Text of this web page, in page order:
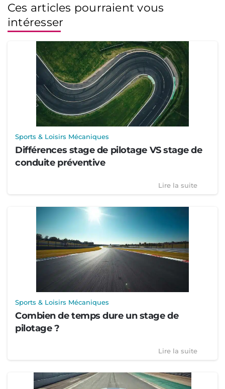
Ces articles pourraient vous
intéresser
Sports & Loisirs Mécaniques
Différences stage de pilotage VS stage de
conduite préventive
Lire la suite
Sports & Loisirs Mécaniques
Combien de temps dure un stage de
pilotage ?
Lire la suite